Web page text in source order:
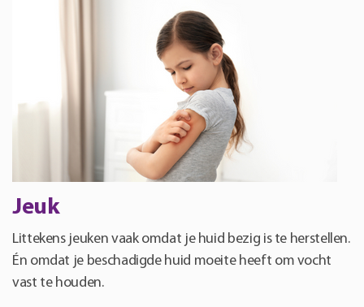
Jeuk
Littekens jeuken vaak omdat je huid bezig is te herstellen.
Én omdat je beschadigde huid moeite heeft om vocht
vast te houden.